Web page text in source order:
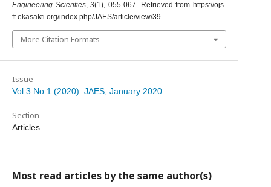
Engineering Scienties,3(1), 055-067. Retrieved from https://ojs-
ft.ekasakti.org/index.php/JAES/article/view/39
More Citation Formats
Issue
Vol 3 No 1 (2020): JAES, January 2020
Section
Articles
Most read articles by the same author(s)